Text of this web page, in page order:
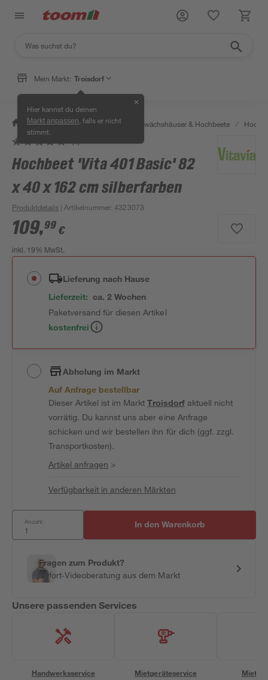
Mein Markt: Troisdorf
Hier kannst du deinen
Markt anpassen , falls er nicht
stimmt.
✕
/ Garten & Freizeit / Anzucht, Gewächshäuser & Hochbeete /
Hochbeet 'Vita 401 Basic' 82
x 40 x 162 cm silberfarben
Produktdetails | Artikelnummer:4323073
109,99 €
inkl. 19% MwSt.
Lieferung nach Hause
Lieferzeit: ca. 2 Wochen
Paketversand für diesen Artikel
kostenfrei
Abholung im Markt
Auf Anfrage bestellbar
Dieser Artikel ist im MarktTroisdorfaktuell nicht
vorrätig. Du kannst uns aber eine Anfrage
schicken und wir bestellen ihn für dich (ggf. zzgl.
Transportkosten).
Artikel anfragen >
Verfügbarkeit in anderen Märkten
Anzahl: In den Warenkorb
Fragen zum Produkt?
Sofort-Videoberatung aus dem Markt
Unsere passenden Services
Handwerksservice Mietgeräteservice